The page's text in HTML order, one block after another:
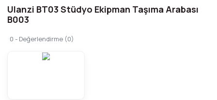
Ulanzi BT03 Stüdyo Ekipman Taşıma Arabası
B003
0 - Değerlendirme (0)